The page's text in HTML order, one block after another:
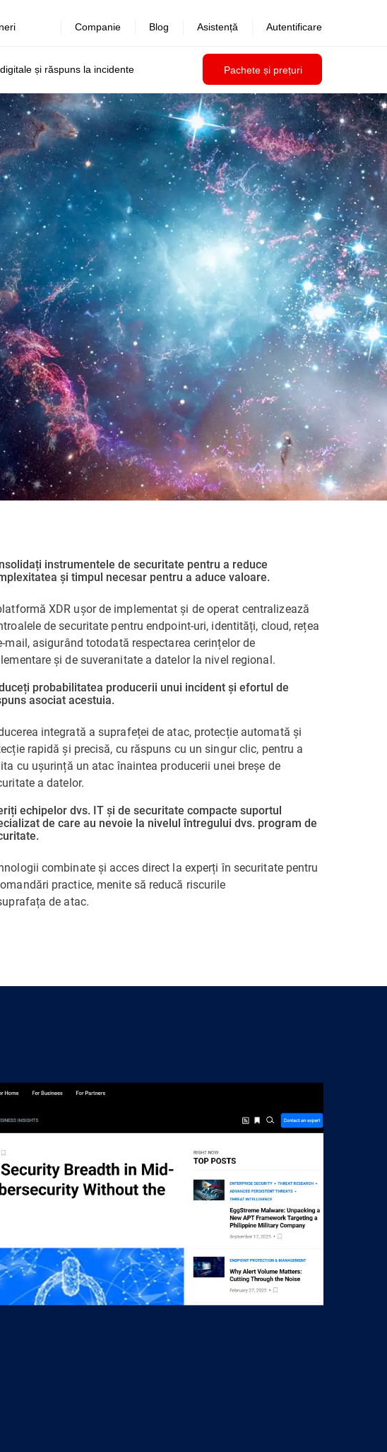
și răspuns la incidente Pachete și prețuri
Companie Blog Asistență Autentificare
instrumentele de securitate pentru a reduce
și timpul necesar pentru a aduce valoare.
XDR ușor de implementat și de operat centralizează
de securitate pentru endpoint-uri, identități, cloud, rețea
mail, asigurând totodată respectarea cerințelor de
și de suveranitate a datelor la nivel regional.
probabilitatea producerii unui incident și efortul de
asociat acestuia.
integrată a suprafeței de atac, protecție automată și
rapidă și precisă, cu răspuns cu un singur clic, pentru a
cu ușurință un atac înaintea producerii unei breșe de
a datelor.
echipelor dvs. IT și de securitate compacte suportul
de care au nevoie la nivelul întregului dvs. program de
combinate și acces direct la experți în securitate pentru
practice, menite să reducă riscurile
de atac.